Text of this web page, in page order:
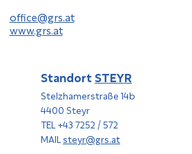
office@grs.at
www.grs.at
StandortSTEYR
Stelzhamerstraße 14b
4400 Steyr
TEL +43 7252 / 572
MAILsteyr@grs.at